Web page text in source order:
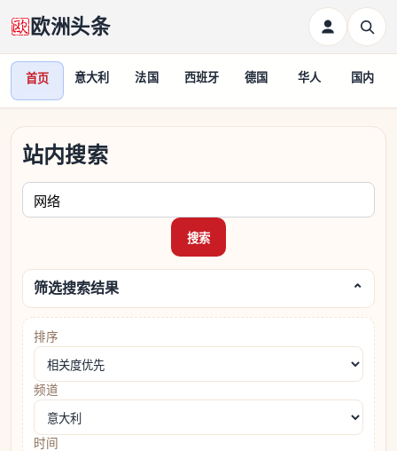
欧洲头条
首页 意大利 法国 西班牙 德国 华人 国内
站内搜索
搜索
筛选搜索结果 ⌄
排序
频道
时间